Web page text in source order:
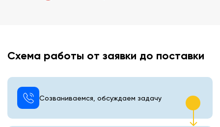
Схема работы от заявки до поставки
Созваниваемся, обсуждаем задачу